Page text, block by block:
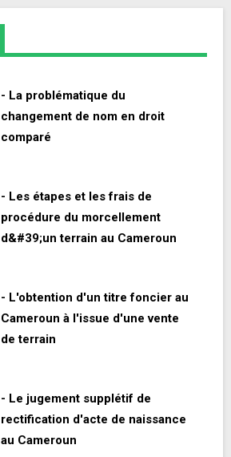
- La problématique du
changement de nom en droit
comparé
- Les étapes et les frais de
procédure du morcellement
d&#39;un terrain au Cameroun
- L'obtention d'un titre foncier au
Cameroun à l'issue d'une vente
de terrain
- Le jugement supplétif de
rectification d'acte de naissance
au Cameroun